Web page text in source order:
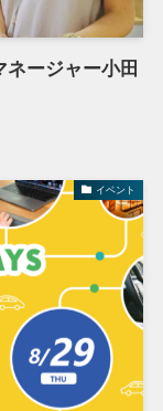
ージャー小田
イベント